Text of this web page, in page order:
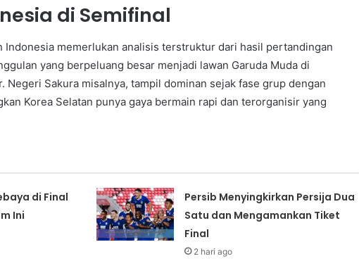
di Semifinal
Indonesia memerlukan analisis terstruktur dari hasil pertandingan
yang berpeluang besar menjadi lawan Garuda Muda di
Negeri Sakura misalnya, tampil dominan sejak fase grup dengan
Korea Selatan punya gaya bermain rapi dan terorganisir yang
di Final
Ini
Persib Menyingkirkan Persija Dua
Satu dan Mengamankan Tiket
Final
2 hari ago